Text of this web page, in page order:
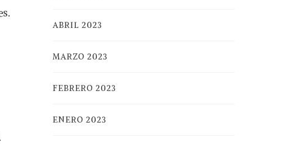
ABRIL 2023
MARZO 2023
FEBRERO 2023
ENERO 2023